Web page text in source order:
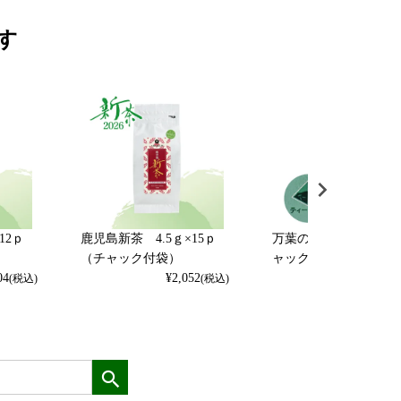
ｐ
(税込)
鹿児島新茶 4.5ｇ×15ｐ
（チャック付袋）
¥2,052(税込)
万葉の郷 5ｇ×16ｐ（
ャック付袋）